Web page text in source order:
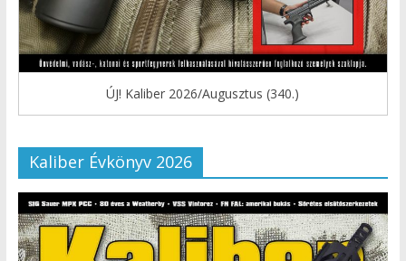
ÚJ! Kaliber 2026/Augusztus (340.)
Kaliber Évkönyv 2026